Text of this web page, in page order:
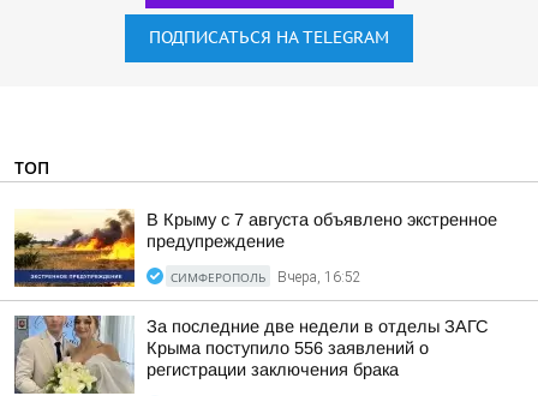
ПОДПИСАТЬСЯ НА TELEGRAM
ТОП
В Крыму с 7 августа объявлено экстренное
предупреждение
СИМФЕРОПОЛЬ Вчера, 16:52
За последние две недели в отделы ЗАГС
Крыма поступило 556 заявлений о
регистрации заключения брака